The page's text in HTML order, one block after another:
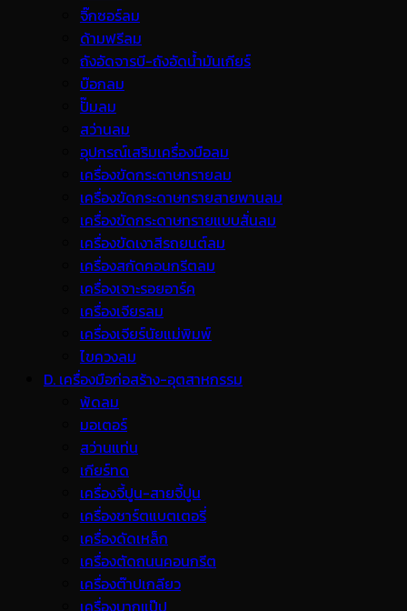
จิ๊กซอร์ลม
ด้ามฟรีลม
ถังอัดจารบี-ถังอัดน้ำมันเกียร์
บ๊อกลม
ปั๊มลม
สว่านลม
อุปกรณ์เสริมเครื่องมือลม
เครื่องขัดกระดาษทรายลม
เครื่องขัดกระดาษทรายสายพานลม
เครื่องขัดกระดาษทรายแบบสั่นลม
เครื่องขัดเงาสีรถยนต์ลม
เครื่องสกัดคอนกรีตลม
เครื่องเจาะรอยอาร์ค
เครื่องเจียรลม
เครื่องเจียร์นัยแม่พิมพ์
ไขควงลม
D. เครื่องมือก่อสร้าง-อุตสาหกรรม
พ้ดลม
มอเตอร์
สว่านแท่น
เกียร์ทด
เครื่องจี้ปูน-สายจี้ปูน
เครื่องชาร์ตแบตเตอรี่
เครื่องดัดเหล็ก
เครื่องตัดถนนคอนกรีต
เครื่องต๊าปเกลียว
เครื่องบากแป๊ป